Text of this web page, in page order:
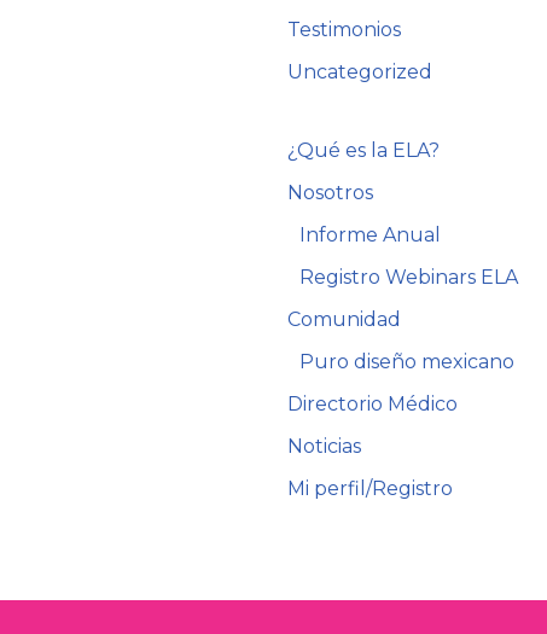
Testimonios
Uncategorized
¿Qué es la ELA?
Nosotros
Informe Anual
Registro Webinars ELA
Comunidad
Puro diseño mexicano
Directorio Médico
Noticias
Mi perfil/Registro